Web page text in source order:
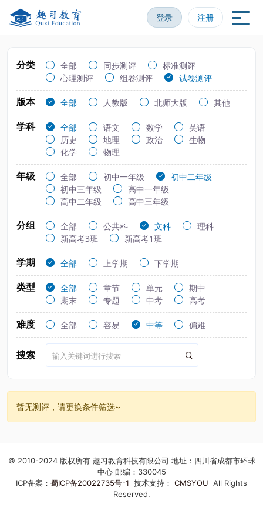
登录 注册
分类 全部 同步测评
标准测评
心理测评
组卷测评 试卷测评
版本 全部 人教版 北师大版 其他
学科 全部 语文 数学
英语
历史
地理 政治
生物
化学
物理
年级 全部 初中一年级
初中二年级
初中三年级
高中一年级
高中二年级
高中三年级
分组 全部 公共科 文科
理科
新高考3班
新高考1班
学期 全部 上学期 下学期
类型 全部 章节 单元
期中
期末
专题 中考 高考
难度 全部 容易 中等 偏难
搜索
暂无测评，请更换条件筛选~
© 2010-2024 版权所有 趣习教育科技有限公司 地址：四川省成都市环球
中心 邮编：330045
ICP备案： 蜀ICP备20022735号-1 技术支持： CMSYOU All Rights
Reserved.